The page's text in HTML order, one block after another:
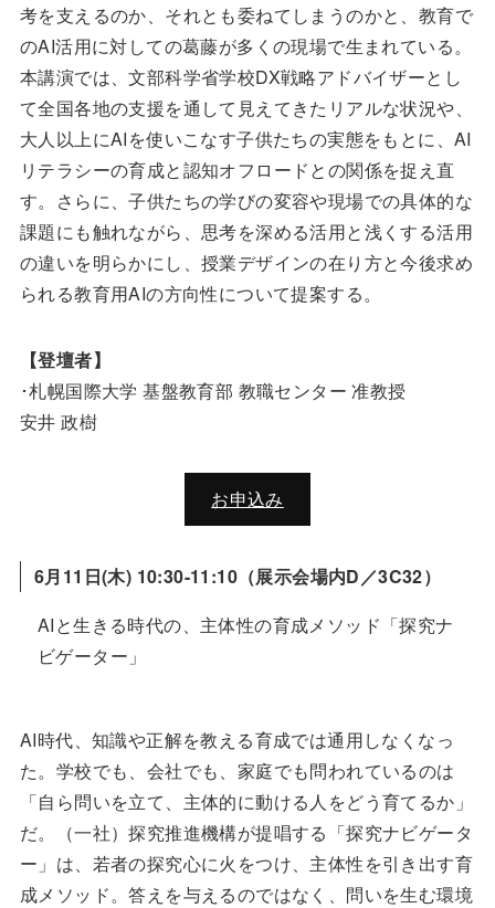
考を支えるのか、それとも委ねてしまうのかと、教育で
のAI活用に対しての葛藤が多くの現場で生まれている。
本講演では、文部科学省学校DX戦略アドバイザーとし
て全国各地の支援を通して見えてきたリアルな状況や、
大人以上にAIを使いこなす子供たちの実態をもとに、AI
リテラシーの育成と認知オフロードとの関係を捉え直
す。さらに、子供たちの学びの変容や現場での具体的な
課題にも触れながら、思考を深める活用と浅くする活用
の違いを明らかにし、授業デザインの在り方と今後求め
られる教育用AIの方向性について提案する。
【登壇者】
･札幌国際大学 基盤教育部 教職センター 准教授
安井 政樹
お申込み
6月11日(木) 10:30-11:10（展示会場内D／3C32）
AIと生きる時代の、主体性の育成メソッド「探究ナ
ビゲーター」
AI時代、知識や正解を教える育成では通用しなくなっ
た。学校でも、会社でも、家庭でも問われているのは
「自ら問いを立て、主体的に動ける人をどう育てるか」
だ。（一社）探究推進機構が提唱する「探究ナビゲータ
ー」は、若者の探究心に火をつけ、主体性を引き出す育
成メソッド。答えを与えるのではなく、問いを生む環境